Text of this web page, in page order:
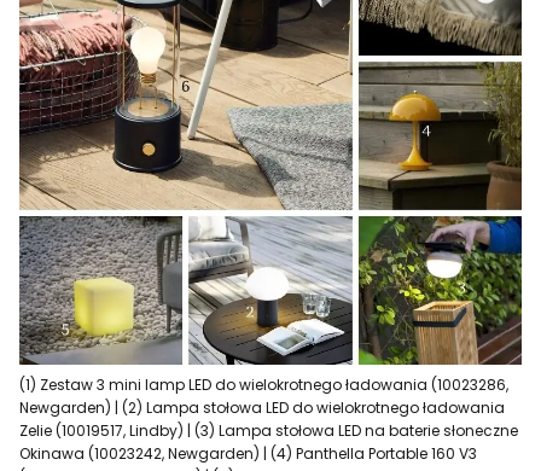
(1) Zestaw 3 mini lamp LED do wielokrotnego ładowania (10023286,
Newgarden) | (2) Lampa stołowa LED do wielokrotnego ładowania
Zelie (10019517, Lindby) | (3) Lampa stołowa LED na baterie słoneczne
Okinawa (10023242, Newgarden) | (4) Panthella Portable 160 V3